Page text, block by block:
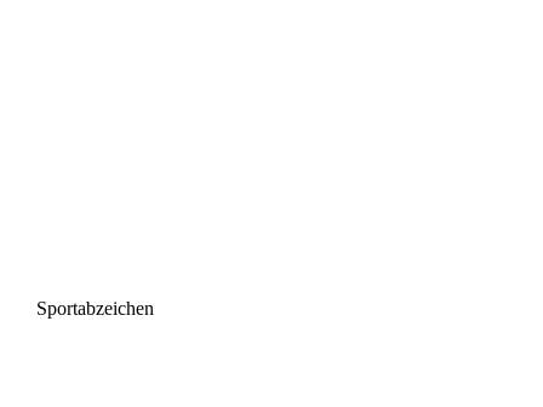
Sportabzeichen